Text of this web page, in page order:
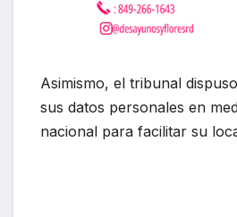
Asimismo, el tribunal
sus datos personales en
nacional para facilitar su